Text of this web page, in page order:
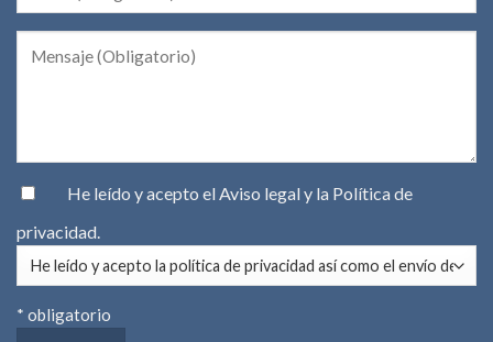
He leído y acepto elAviso legaly la Política de
privacidad.
* obligatorio